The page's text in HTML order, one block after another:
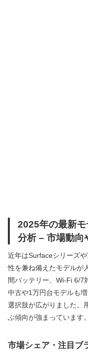
2025年の最新
分析 – 市場動向
近年はSurfaceシリーズ
性を兼ね備えたモデルが
間バッテリー、Wi-Fi 6/7
中古や1万円台モデルも
選択肢が広がりました。
ぶ傾向が強まっています。
市場シェア・注目ブ